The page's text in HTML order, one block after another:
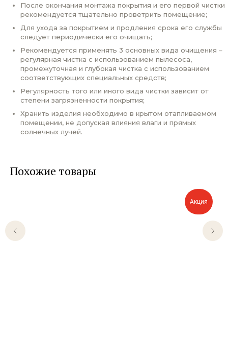
После окончания монтажа покрытия и его первой чистки
рекомендуется тщательно проветрить помещение;
Для ухода за покрытием и продления срока его службы
следует периодически его очищать;
Рекомендуется применять 3 основных вида очищения –
регулярная чистка с использованием пылесоса,
промежуточная и глубокая чистка с использованием
соответствующих специальных средств;
Регулярность того или иного вида чистки зависит от
степени загрязненности покрытия;
Хранить изделия необходимо в крытом отапливаемом
помещении, не допуская влияния влаги и прямых
солнечных лучей.
Похожие товары
Акция